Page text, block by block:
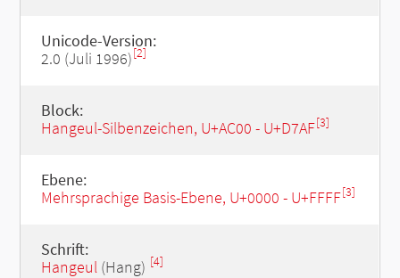
Unicode-Version:
2.0 (Juli 1996)[2]
Block:
Hangeul-Silbenzeichen, U+AC00 - U+D7AF[3]
Ebene:
Mehrsprachige Basis-Ebene, U+0000 - U+FFFF[3]
Schrift:
Hangeul(Hang) [4]